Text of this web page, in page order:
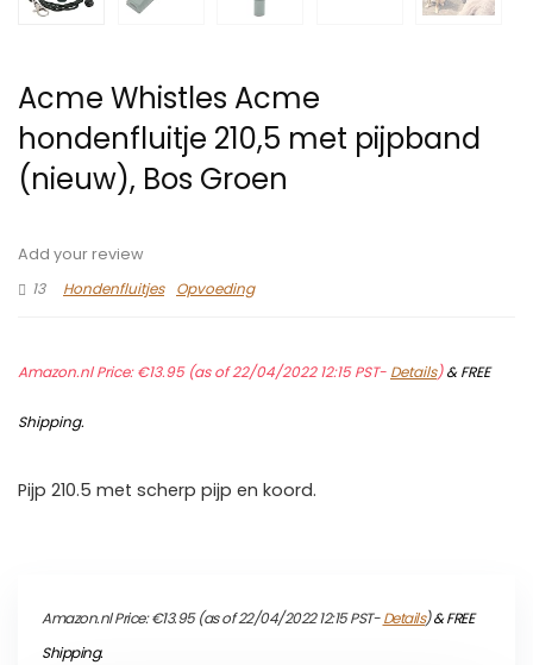
Acme Whistles Acme
hondenfluitje 210,5 met pijpband
(nieuw), Bos Groen
Add your review
13
Hondenfluitjes Opvoeding
Amazon.nl Price:€13.95(as of 22/04/2022 12:15 PST- Details)&FREE
Shipping.
Pijp 210.5 met scherp pijp en koord.
Amazon.nl Price:€13.95(as of 22/04/2022 12:15 PST-Details)&FREE
Shipping.